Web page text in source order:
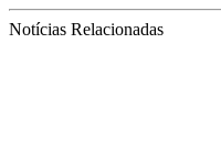
Notícias Relacionadas